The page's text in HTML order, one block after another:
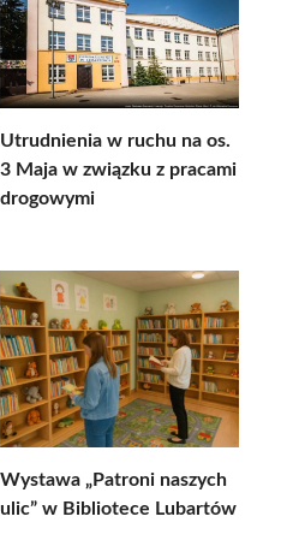
Utrudnienia w ruchu na os.
3 Maja w związku z pracami
drogowymi
Wystawa „Patroni naszych
ulic” w Bibliotece Lubartów